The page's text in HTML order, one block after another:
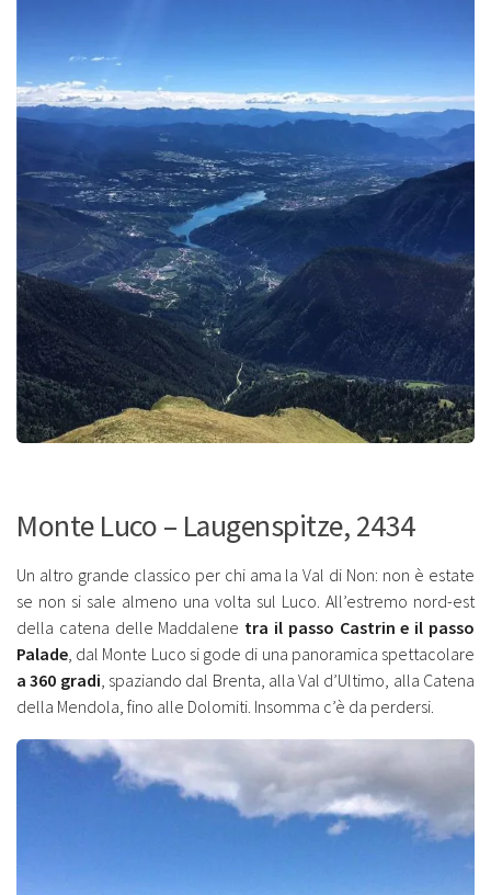
Monte Luco – Laugenspitze, 2434
Un altro grande classico per chi ama la Val di Non: non è estate
se non si sale almeno una volta sul Luco. All’estremo nord-est
della catena delle Maddalene tra il passo Castrin e il passo
Palade, dal Monte Luco si gode di una panoramica spettacolare
a 360 gradi, spaziando dal Brenta, alla Val d’Ultimo, alla Catena
della Mendola, fino alle Dolomiti. Insomma c’è da perdersi.